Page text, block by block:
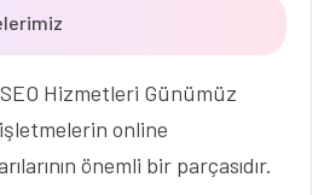
Hizmetleri Günümüz
online
önemli bir parçasıdır.